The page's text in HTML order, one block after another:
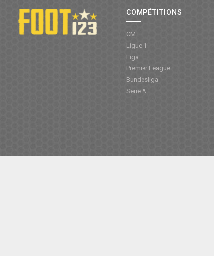
COMPÉTITIONS
CM
Ligue 1
Liga
Premier League
Bundesliga
Serie A